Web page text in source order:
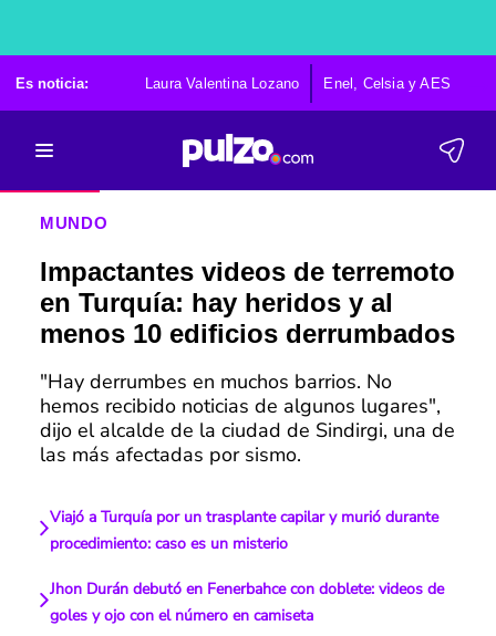
Es noticia: Laura Valentina Lozano Enel, Celsia y AES
MUNDO
Impactantes videos de terremoto
en Turquía: hay heridos y al
menos 10 edificios derrumbados
"Hay derrumbes en muchos barrios. No
hemos recibido noticias de algunos lugares",
dijo el alcalde de la ciudad de Sindirgi, una de
las más afectadas por sismo.
Viajó a Turquía por un trasplante capilar y murió durante
procedimiento: caso es un misterio
Jhon Durán debutó en Fenerbahce con doblete: videos de
goles y ojo con el número en camiseta